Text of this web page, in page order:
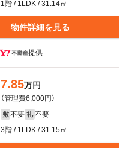
1階 / 1LDK / 31.14㎡
物件詳細を見る
提供
7.85万円
（管理費6,000円）
敷 不要 礼 不要
3階 / 1LDK / 31.15㎡